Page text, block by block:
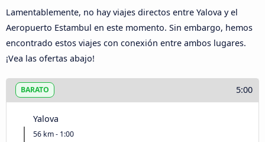
Lamentablemente, no hay viajes directos entre Yalova y el
Aeropuerto Estambul en este momento. Sin embargo, hemos
encontrado estos viajes con conexión entre ambos lugares.
¡Vea las ofertas abajo!
BARATO 5:00
Yalova
56 km - 1:00